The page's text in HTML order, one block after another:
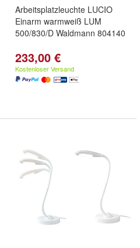
Arbeitsplatzleuchte LUCIO
Einarm warmweiß LUM
500/830/D Waldmann 804140
233,00 €
Kostenloser Versand